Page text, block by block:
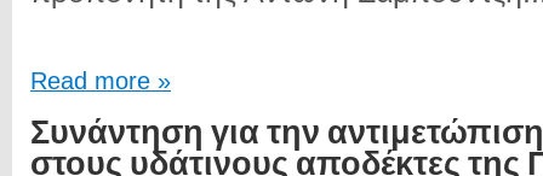
Read more »
Συνάντηση για την
στους υδάτινους αποδέκτες της